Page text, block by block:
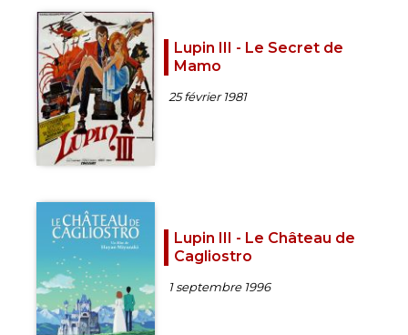
Lupin III - Le Secret de
Mamo
25 février 1981
Lupin III - Le Château de
Cagliostro
1 septembre 1996